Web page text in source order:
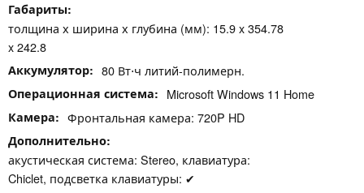
Габариты
толщина х ширина х глубина (мм): 15.9 x 354.78
x 242.8
Аккумулятор 80 Вт⋅ч литий-полимерн.
Операционная система Microsoft Windows 11 Home
Камера Фронтальная камера: 720P HD
Дополнительно
акустическая система: Stereo, клавиатура:
Chiclet, подсветка клавиатуры: ✔